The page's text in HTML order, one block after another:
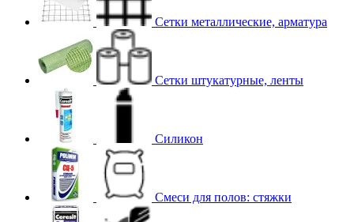
Сетки металлические, арматура
Сетки штукатурные, ленты
Силикон
Смеси для полов: стяжки